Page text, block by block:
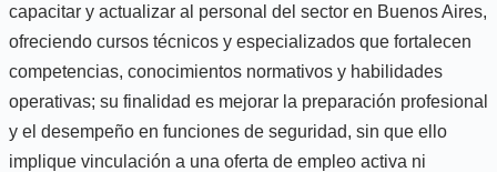
capacitar y actualizar al personal del sector en Buenos Aires,
ofreciendo cursos técnicos y especializados que fortalecen
competencias, conocimientos normativos y habilidades
operativas; su finalidad es mejorar la preparación profesional
y el desempeño en funciones de seguridad, sin que ello
implique vinculación a una oferta de empleo activa ni